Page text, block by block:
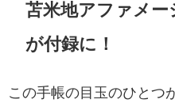
苫米地アファメー
が付録に！
この手帳の目玉のひとつ